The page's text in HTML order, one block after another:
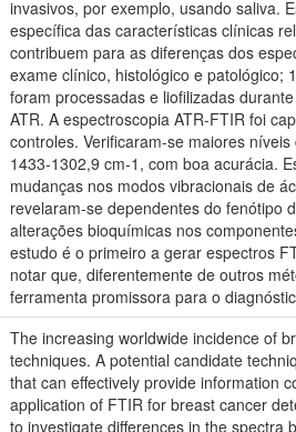
invasivos, por exemplo, usando saliva.
específica das características clínicas
contribuem para as diferenças dos
exame clínico, histológico e patológico;
foram processadas e liofilizadas
ATR. A espectroscopia ATR-FTIR foi
controles. Verificaram-se maiores
1433-1302,9 cm-1, com boa acurácia.
mudanças nos modos vibracionais de
revelaram-se dependentes do fenótipo
alterações bioquímicas nos
estudo é o primeiro a gerar espectros
notar que, diferentemente de outros
ferramenta promissora para o
The increasing worldwide incidence of
techniques. A potential candidate
that can effectively provide information
application of FTIR for breast cancer
to investigate differences in the spectra